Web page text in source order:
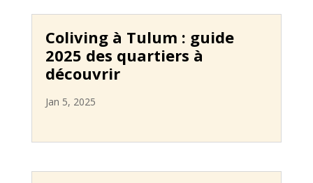
Coliving à Tulum : guide
2025 des quartiers à
découvrir
Jan 5, 2025